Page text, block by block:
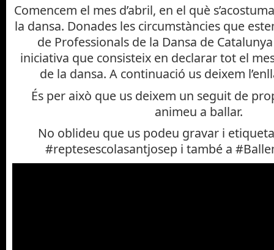
Comencem el mes d’abril, en el què
la dansa. Donades les circumstàncies que
de Professionals de la Dansa de
iniciativa que consisteix en declarar tot el
de la dansa. A continuació us deixem
És per això que us deixem un seguit de
animeu a ballar.
No oblideu que us podeu gravar i
#reptesescolasantjosep i també a